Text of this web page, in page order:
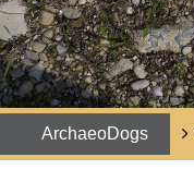
ArchaeoDogs